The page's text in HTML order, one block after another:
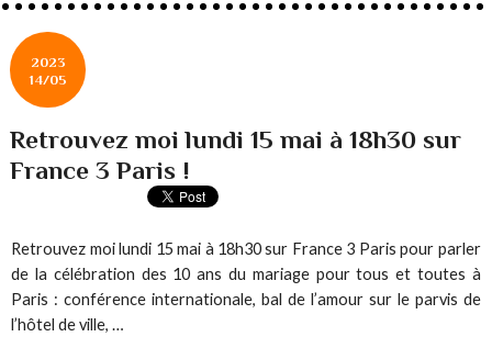
2023
14/05
Retrouvez moi lundi 15 mai à 18h30 sur
France 3 Paris !
Retrouvez moi lundi 15 mai à 18h30 sur France 3 Paris pour parler
de la célébration des 10 ans du mariage pour tous et toutes à
Paris : conférence internationale, bal de l’amour sur le parvis de
l’hôtel de ville, …